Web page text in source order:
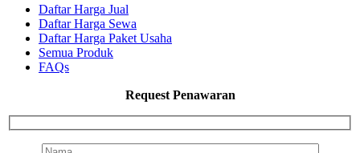
Daftar Harga Jual
Daftar Harga Sewa
Daftar Harga Paket Usaha
Semua Produk
FAQs
Request Penawaran